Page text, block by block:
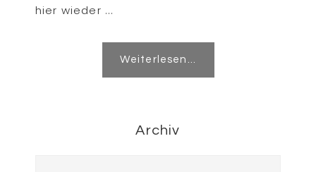
hier wieder ...
Weiterlesen...
Archiv